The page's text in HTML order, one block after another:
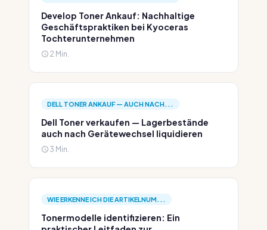
Develop Toner Ankauf: Nachhaltige
Geschäftspraktiken bei Kyoceras
Tochterunternehmen
2 Min.
DELL TONER ANKAUF — AUCH NACH...
Dell Toner verkaufen — Lagerbestände
auch nach Gerätewechsel liquidieren
3 Min.
WIE ERKENNE ICH DIE ARTIKELNUM...
Tonermodelle identifizieren: Ein